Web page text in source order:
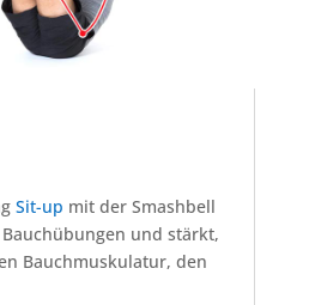
Sit-up mit der Smashbell
und stärkt,
Bauchmuskulatur, den